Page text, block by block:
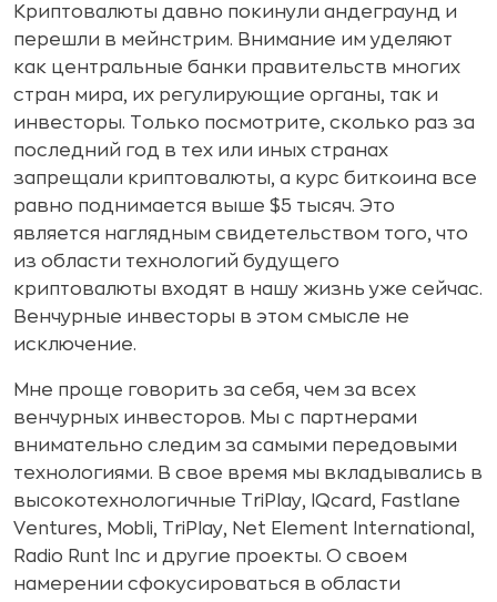
Криптовалюты давно покинули андеграунд и
перешли в мейнстрим. Внимание им уделяют
как центральные банки правительств многих
стран мира, их регулирующие органы, так и
инвесторы. Только посмотрите, сколько раз за
последний год в тех или иных странах
запрещали криптовалюты, а курс биткоина все
равно поднимается выше $5 тысяч. Это
является наглядным свидетельством того, что
из области технологий будущего
криптовалюты входят в нашу жизнь уже сейчас.
Венчурные инвесторы в этом смысле не
исключение.
Мне проще говорить за себя, чем за всех
венчурных инвесторов. Мы с партнерами
внимательно следим за самыми передовыми
технологиями. В свое время мы вкладывались в
высокотехнологичные TriPlay, IQcard, Fastlane
Ventures, Mobli, TriPlay, Net Element International,
Radio Runt Inc и другие проекты. О своем
намерении сфокусироваться в области